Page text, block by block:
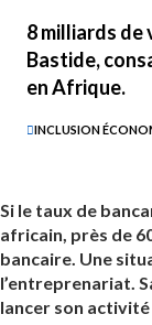
8 milliards de
Bastide,
en Afrique.
INCLUSION
Si le taux de
africain, près de
bancaire. Une
l’entreprenariat.
lancer son